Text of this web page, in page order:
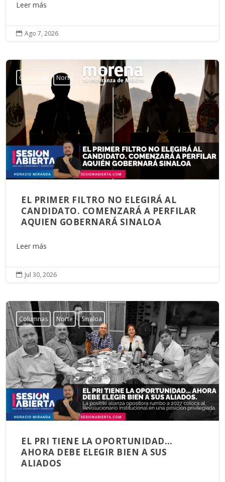
Leer más
 Ago 7, 2026
Columnas Norte Sinaloa
EL PRIMER FILTRO NO ELEGIRÁ AL
CANDIDATO. COMENZARÁ A PERFILAR
AQUIEN GOBERNARÁ SINALOA
Leer más
 Jul 30, 2026
Columnas Norte Sinaloa
EL PRI TIENE LA OPORTUNIDAD…
AHORA DEBE ELEGIR BIEN A SUS
ALIADOS